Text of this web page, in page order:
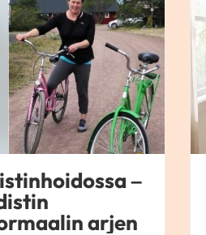
–
arjen